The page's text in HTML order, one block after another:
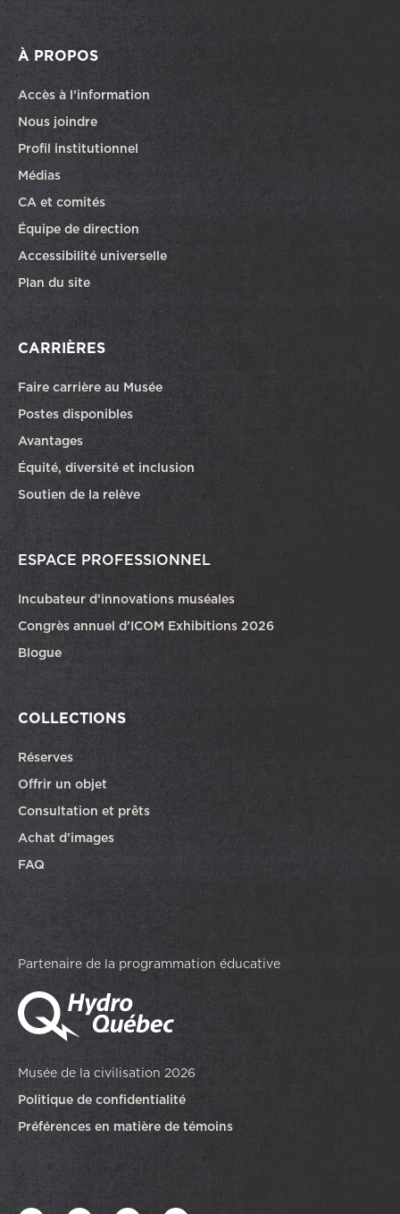
À PROPOS
Accès à l’information
Nous joindre
Profil institutionnel
Médias
CA et comités
Équipe de direction
Accessibilité universelle
Plan du site
CARRIÈRES
Faire carrière au Musée
Postes disponiblesCe lien ouvrira dans une autre fenêtre
Avantages
Équité, diversité et inclusion
Soutien de la relève
ESPACE PROFESSIONNEL
Incubateur d’innovations muséales
Congrès annuel d’ICOM Exhibitions 2026
Blogue
COLLECTIONS
Réserves
Offrir un objet
Consultation et prêts
Achat d’images
FAQ
Partenaire de la programmation éducative
Musée de la civilisation 2026
Politique de confidentialité
Préférences en matière de témoins